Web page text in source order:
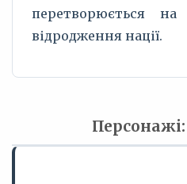
перетворюється
відродження нації.